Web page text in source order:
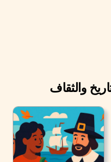
والثقاف